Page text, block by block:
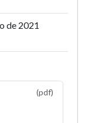
de 2021
(pdf)